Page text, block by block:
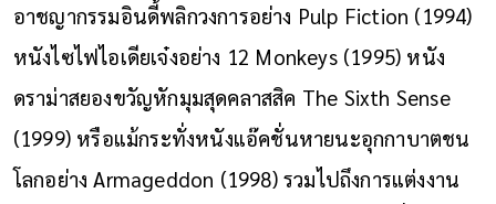
อาชญากรรมอินดี้พลิกวงการอย่าง Pulp Fiction (1994)
หนังไซไฟไอเดียเจ๋งอย่าง 12 Monkeys (1995) หนัง
ดราม่าสยองขวัญหักมุมสุดคลาสสิค The Sixth Sense
(1999) หรือแม้กระทั่งหนังแอ๊คชั่นหายนะอุกกาบาตชน
โลกอย่าง Armageddon (1998) รวมไปถึงการแต่งงาน